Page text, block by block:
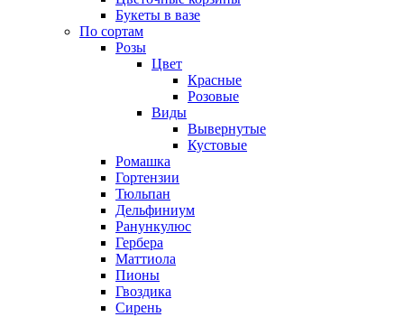
Букеты в вазе
По сортам
Розы
Цвет
Красные
Розовые
Виды
Вывернутые
Кустовые
Ромашка
Гортензии
Тюльпан
Дельфиниум
Ранункулюс
Гербера
Маттиола
Пионы
Гвоздика
Сирень